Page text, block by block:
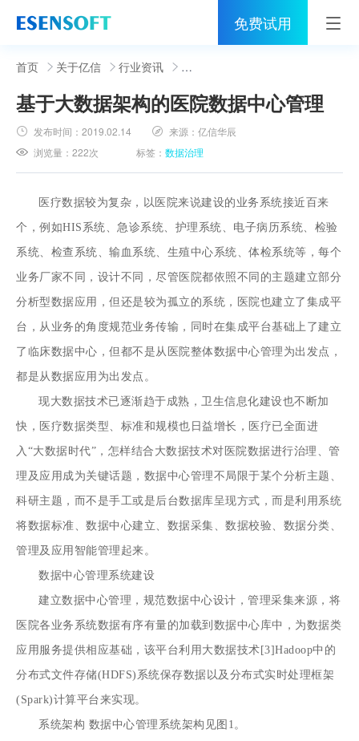
免费试用
首页
睿治
解决方案
伙伴
社区
400-0011-866
首页 关于亿信 行业资讯
基于大数据架构的医院数据中心管理
发布时间：2019.02.14 来源：亿信华辰
浏览量：222次 标签：数据治理
医疗数据较为复杂，以医院来说建设的业务系统接近百来
个，例如HIS系统、急诊系统、护理系统、电子病历系统、检验
系统、检查系统、输血系统、生殖中心系统、体检系统等，每个
业务厂家不同，设计不同，尽管医院都依照不同的主题建立部分
分析型数据应用，但还是较为孤立的系统，医院也建立了集成平
台，从业务的角度规范业务传输，同时在集成平台基础上了建立
了临床数据中心，但都不是从医院整体数据中心管理为出发点，
都是从数据应用为出发点。
现大数据技术已逐渐趋于成熟，卫生信息化建设也不断加
快，医疗数据类型、标准和规模也日益增长，医疗已全面进
入“大数据时代”，怎样结合大数据技术对医院数据进行治理、管
理及应用成为关键话题，数据中心管理不局限于某个分析主题、
科研主题，而不是手工或是后台数据库呈现方式，而是利用系统
将数据标准、数据中心建立、数据采集、数据校验、数据分类、
管理及应用智能管理起来。
数据中心管理系统建设
建立数据中心管理，规范数据中心设计，管理采集来源，将
医院各业务系统数据有序有量的加载到数据中心库中，为数据类
应用服务提供相应基础，该平台利用大数据技术[3]Hadoop中的
分布式文件存储(HDFS)系统保存数据以及分布式实时处理框架
(Spark)计算平台来实现。
系统架构 数据中心管理系统架构见图1。